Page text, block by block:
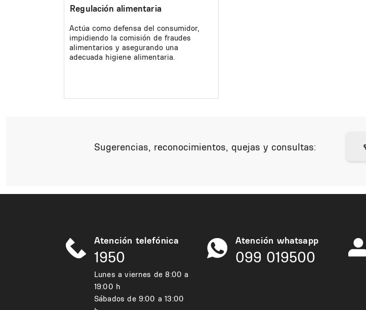
Regulación alimentaria
Actúa como defensa del consumidor,
impidiendo la comisión de fraudes
alimentarios y asegurando una
adecuada higiene alimentaria.
Sugerencias, reconocimientos, quejas y consultas:
Atención telefónica
1950
Lunes a viernes de 8:00 a
19:00 h
Sábados de 9:00 a 13:00
Atención whatsapp
099 019500